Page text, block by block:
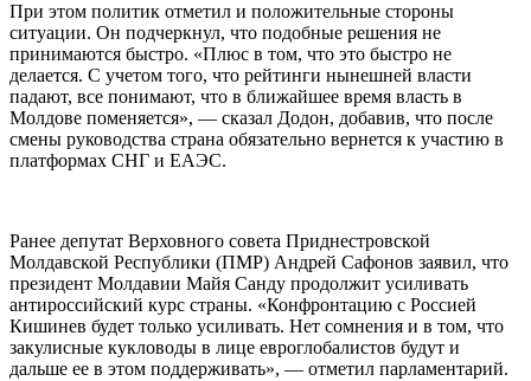
При этом политик отметил и положительные стороны
ситуации. Он подчеркнул, что подобные решения не
принимаются быстро. «Плюс в том, что это быстро не
делается. С учетом того, что рейтинги нынешней власти
падают, все понимают, что в ближайшее время власть в
Молдове поменяется», — сказал Додон, добавив, что после
смены руководства страна обязательно вернется к участию в
платформах СНГ и ЕАЭС.
Ранее депутат Верховного совета Приднестровской
Молдавской Республики (ПМР) Андрей Сафонов заявил, что
президент Молдавии Майя Санду продолжит усиливать
антироссийский курс страны. «Конфронтацию с Россией
Кишинев будет только усиливать. Нет сомнения и в том, что
закулисные кукловоды в лице евроглобалистов будут и
дальше ее в этом поддерживать», — отметил парламентарий.